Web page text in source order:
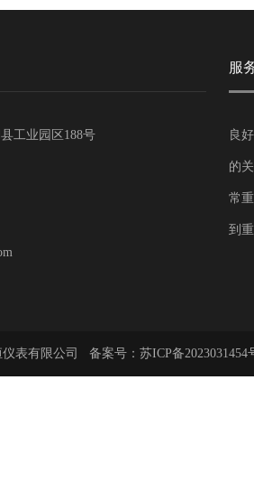
工业园区188号
服
良
的
常
到
表有限公司 备案号： 苏ICP备2023031454